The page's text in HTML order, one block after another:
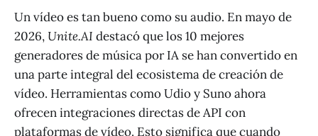
Un vídeo es tan bueno como su audio. En mayo de
2026, Unite.AI destacó que los 10 mejores
generadores de música por IA se han convertido en
una parte integral del ecosistema de creación de
vídeo. Herramientas como Udio y Suno ahora
ofrecen integraciones directas de API con
plataformas de vídeo. Esto significa que cuando